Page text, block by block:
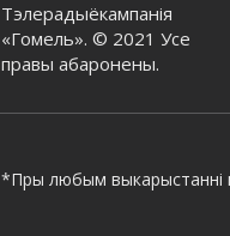
Тэлерадыёкампанія
«Гомель». © 2021 Усе
правы абаронены.
*Пры любым выкарыстанні